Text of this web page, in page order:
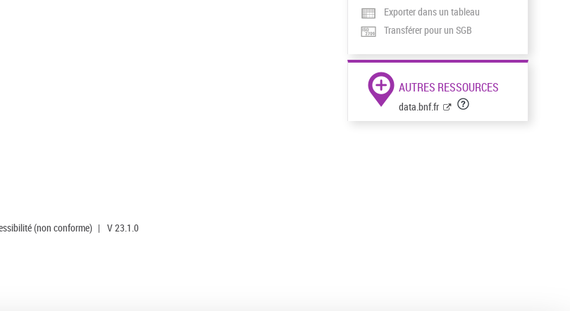
Exporter dans un tableau
Transférer pour un SGB
AUTRES RESSOURCES
data.bnf.fr
(non conforme) | V 23.1.0